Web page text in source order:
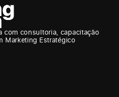
com consultoria, capacitação
Marketing Estratégico